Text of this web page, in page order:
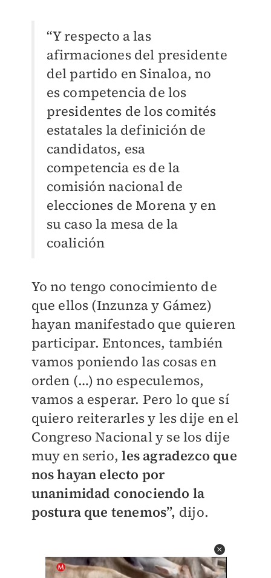
“Y respecto a las
afirmaciones del presidente
del partido en Sinaloa, no
es competencia de los
presidentes de los comités
estatales la definición de
candidatos, esa
competencia es de la
comisión nacional de
elecciones de Morena y en
su caso la mesa de la
coalición
Yo no tengo conocimiento de
que ellos (Inzunza y Gámez)
hayan manifestado que quieren
participar. Entonces, también
vamos poniendo las cosas en
orden (…) no especulemos,
vamos a esperar. Pero lo que sí
quiero reiterarles y les dije en el
Congreso Nacional y se los dije
muy en serio,les agradezco que
nos hayan electo por
unanimidad conociendo la
postura que tenemos”, dijo.